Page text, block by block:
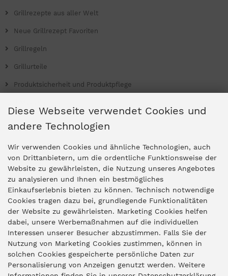
Grillrezepte aus aller Welt
Neue Grillrezept Favoriten
Grillregeln
Grillurteile
Produktsicherheit und Produktpflege
Ladengeschäfte
Zentrale Idar-Oberstein
Partner-Stores
"Deko 409" Bernkastel-Kues
Widerruf
Vertrag widerrufen
Diese Webseite verwendet Cookies und
andere Technologien
Wir verwenden Cookies und ähnliche Technologien, auch
von Drittanbietern, um die ordentliche Funktionsweise der
Website zu gewährleisten, die Nutzung unseres Angebotes
zu analysieren und Ihnen ein bestmögliches
Einkaufserlebnis bieten zu können. Technisch notwendige
Cookies tragen dazu bei, grundlegende Funktionalitäten
der Website zu gewährleisten. Marketing Cookies helfen
dabei, unsere Werbemaßnahmen auf die individuellen
Interessen unserer Besucher abzustimmen. Falls Sie der
Nutzung von Marketing Cookies zustimmen, können in
solchen Cookies gespeicherte persönliche Daten zur
Personalisierung von Anzeigen genutzt werden. Weitere